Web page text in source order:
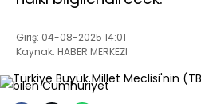
Giriş: 04-08-2025 14:01
Kaynak: HABER MERKEZI